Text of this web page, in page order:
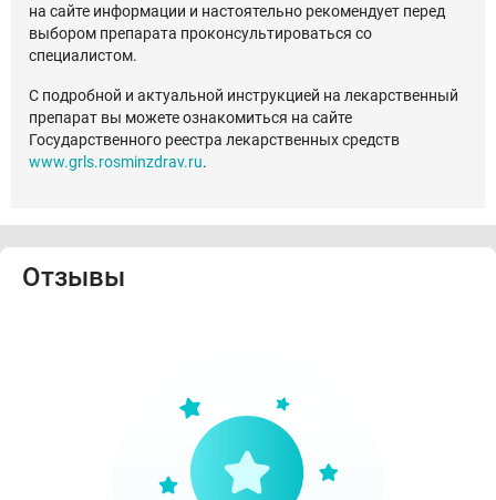
на сайте информации и настоятельно рекомендует перед
выбором препарата проконсультироваться со
специалистом.
С подробной и актуальной инструкцией на лекарственный
препарат вы можете ознакомиться на сайте
Государственного реестра лекарственных средств
www.grls.rosminzdrav.ru.
Отзывы